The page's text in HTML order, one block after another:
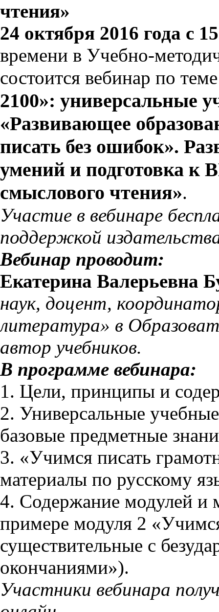
чтения»
24 октября 2016 года с
времени в Учебно-
состоится вебинар по
2100»: универсальные
«Развивающее
писать без ошибок».
умений и подготовка к
смыслового чтения».
Участие в вебинаре
поддержкой
Вебинар проводит:
Екатерина Валерьевна
наук, доцент,
литература» в
автор учебников.
В программе вебинара:
1. Цели, принципы и
2. Универсальные
базовые предметные
3. «Учимся писать
материалы по русскому
4. Содержание модулей и
примере модуля 2
существительные с
окончаниями»).
Участники вебинара